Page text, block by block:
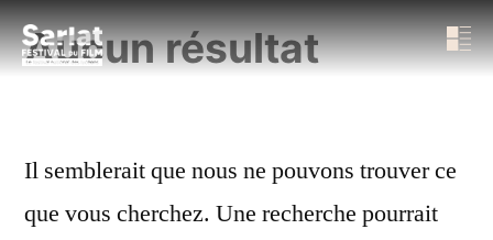
Aucun résultat
Il semblerait que nous ne pouvons trouver ce
que vous cherchez. Une recherche pourrait